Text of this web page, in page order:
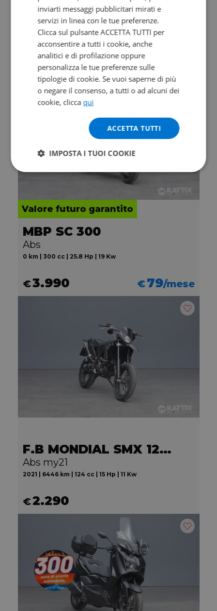
DUCATI Multistrada 1200
S Grey my17
2017 | 18762 km | 1198 cc | 160 Hp | 118 Kw
11.900 €205
Valore futuro garantito
MBP SC 300
Abs
0 km | 300 cc | 25.8 Hp | 19 Kw
€3.990 €79/mese
F.B MONDIAL SMX 125 Motard
Abs my21
2021 | 6446 km | 124 cc | 15 Hp | 11 Kw
€2.290
inviarti messaggi pubblicitari mirati e
servizi in linea con le tue preferenze.
Clicca sul pulsante ACCETTA TUTTI per
acconsentire a tutti i cookie, anche
analitici e di profilazione oppure
personalizza le tue preferenze sulle
tipologie di cookie. Se vuoi saperne di più
o negare il consenso, a tutti o ad alcuni dei
cookie, clicca qui
ACCETTA TUTTI
IMPOSTA I TUOI COOKIE